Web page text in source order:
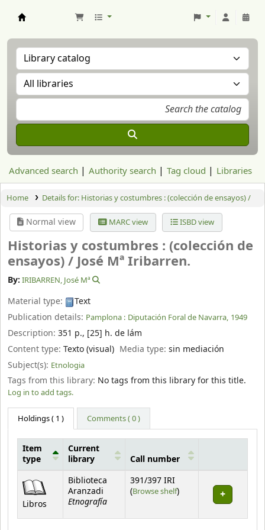
Advanced search Authority search Tag cloud Libraries
Home Details for: Historias y costumbres : (colección de ensayos) /
Normal view MARC view ISBD view
Historias y costumbres : (colección de
ensayos) / José Mª Iribarren.
By: IRIBARREN, José Mª
Material type:
Text
Publication details: Pamplona : Diputación Foral de Navarra, 1949
Description: 351 p., [25] h. de lám
Content type: Texto (visual) Media type:sin mediación
Subject(s): Etnologia
Tags from this library: No tags from this library for this title.
Log in to add tags.
Holdings( 1 ) Comments ( 0 )
Item
type
Current
library
Call number
Libros
Biblioteca
Aranzadi
Etnografía
391/397 IRI
(Browse shelf(Opens below)
)